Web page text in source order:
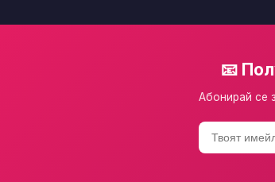
📧
Абонирай се